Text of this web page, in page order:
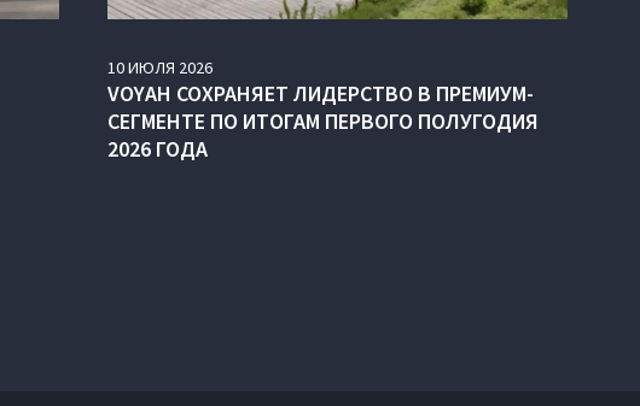
10ИЮЛЯ 2026
VOYAH СОХРАНЯЕТ ЛИДЕРСТВО В ПРЕМИУМ-
СЕГМЕНТЕ ПО ИТОГАМ ПЕРВОГО ПОЛУГОДИЯ
2026 ГОДА